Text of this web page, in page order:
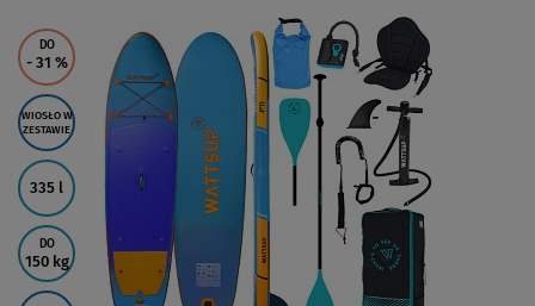
ZOBACZ
DO
- 31 %
WIOSŁO W
ZESTAWIE
335 l
DO
150 kg